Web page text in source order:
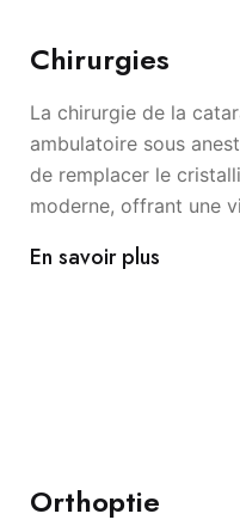
Chirurgies
La chirurgie de la
ambulatoire sous
de remplacer le
moderne, offrant une
En savoir plus
Orthoptie